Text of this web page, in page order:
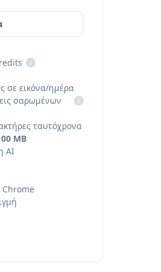
i
σε εικόνα/ημέρα
σαρωμένων
i
ταυτόχρονα
MB
AI
Chrome